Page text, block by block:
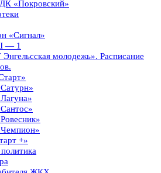
«Покровский»
«Сигнал»
— 1
молодежь». Расписание
+»